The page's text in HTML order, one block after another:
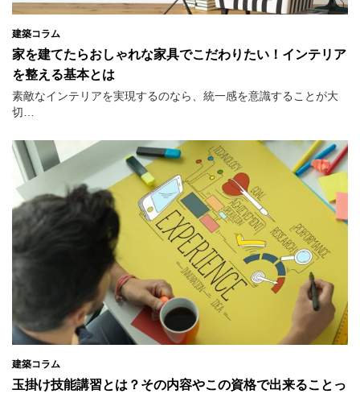
建築コラム
家を建てたらおしゃれな家具でこだわりたい！インテリア
を整える基本とは
素敵なインテリアを実現するのなら、統一感を意識することが大
切…
建築コラム
玉掛け技能講習とは？その内容やこの資格で出来ることっ